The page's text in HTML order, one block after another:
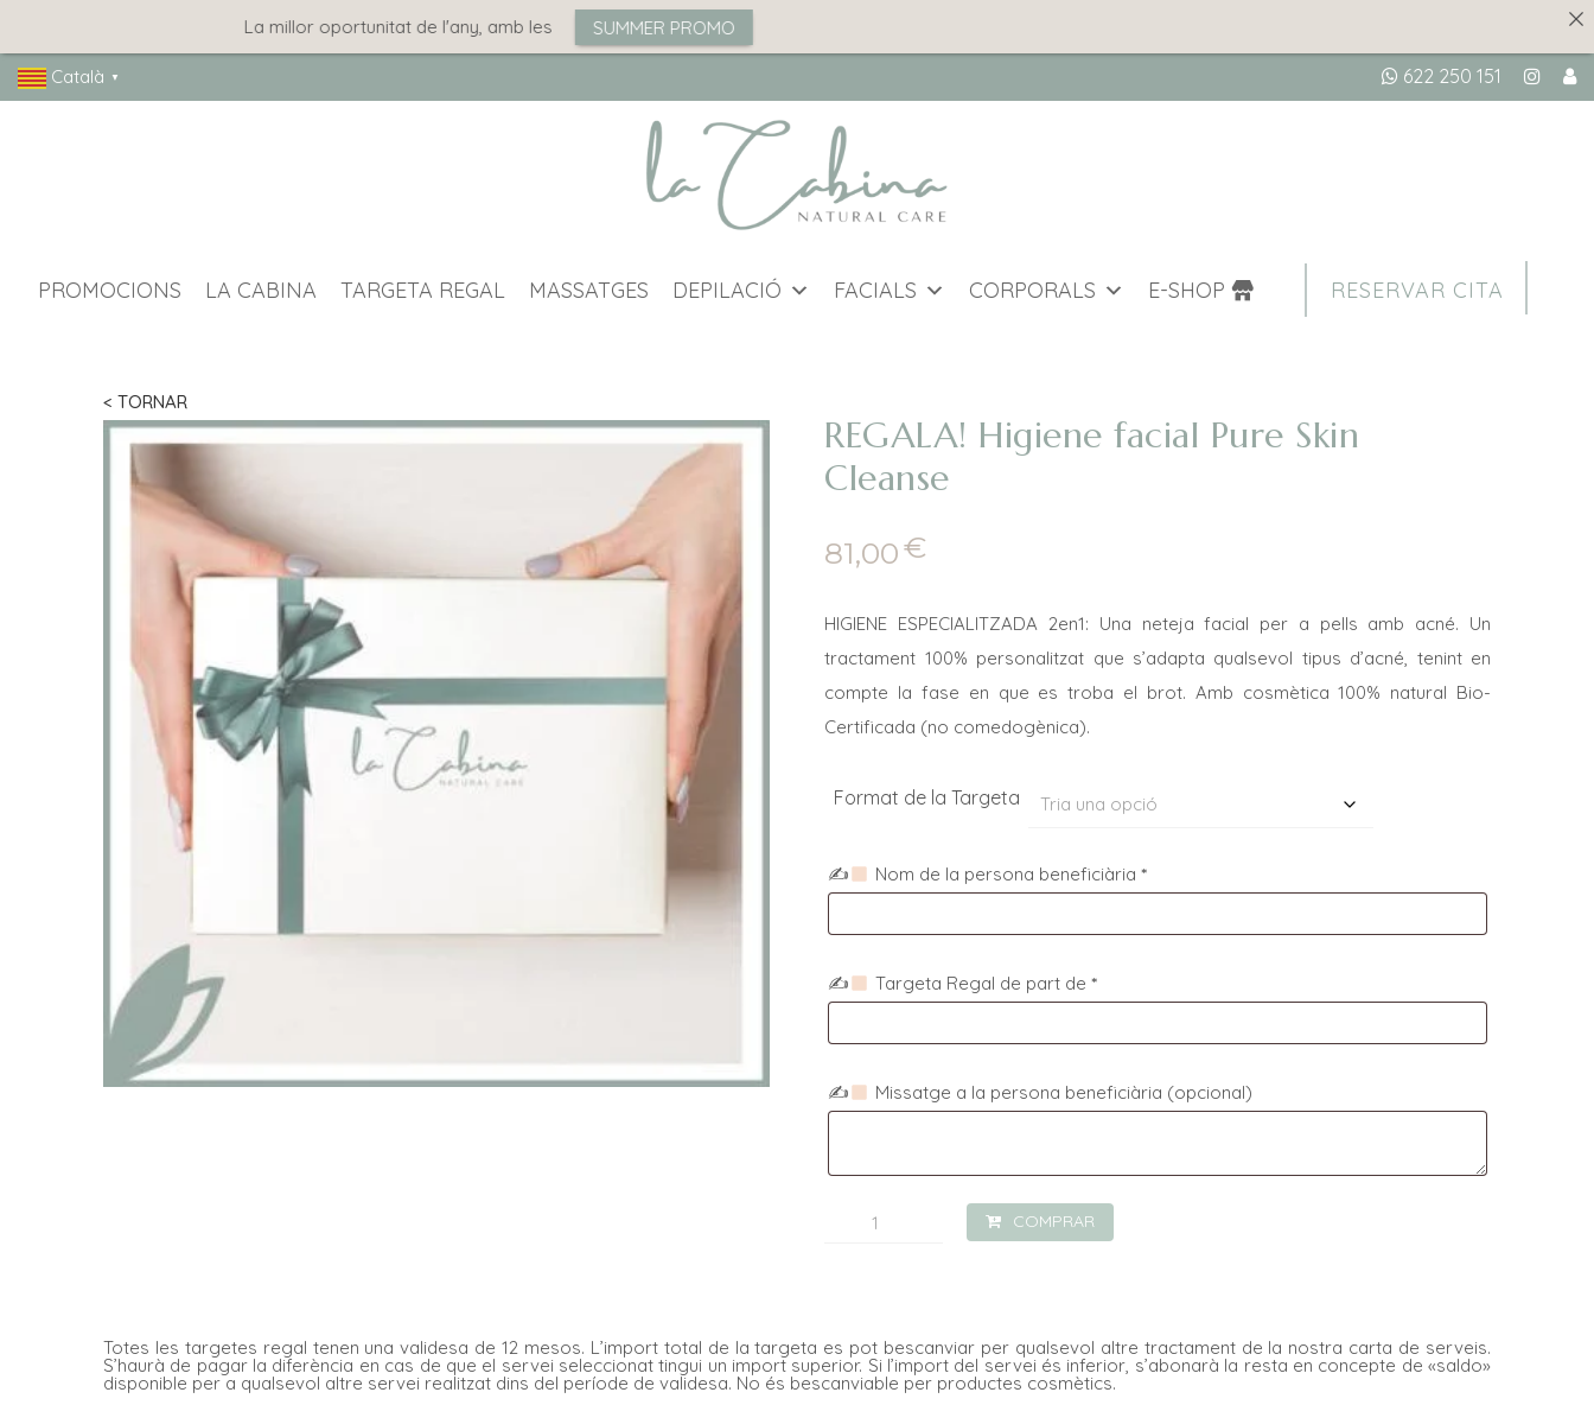
Català ▼ 622 250 151
PROMOCIONS LA CABINA TARGETA REGAL MASSATGES DEPILACIÓ FACIALS CORPORALS E-SHOP RESERVAR CITA
REGALA! Higiene facial Pure Skin
Cleanse
81,00€
HIGIENE ESPECIALITZADA 2en1: Una neteja facial per a pells amb acné. Un
tractament 100% personalitzat que s’adapta qualsevol tipus d’acné, tenint en
compte la fase en que es troba el brot. Amb cosmètica 100% natural Bio-
Certificada (no comedogènica).
Format de la Targeta
✍ Nom de la persona beneficiària *
✍ Targeta Regal de part de *
✍ Missatge a la persona beneficiària (opcional)
quantitat
facial
Pure
COMPRAR
< TORNAR
Totes les targetes regal tenen una validesa de 12 mesos. L’import total de la targeta es pot bescanviar per qualsevol altre tractament de la nostra carta de serveis.
S’haurà de pagar la diferència en cas de que el servei seleccionat tingui un import superior. Si l’import del servei és inferior, s’abonarà la resta en concepte de «saldo»
disponible per a qualsevol altre servei realitzat dins del període de validesa. No és bescanviable per productes cosmètics.
La millor oportunitat de l'any, amb les SUMMER PROMO